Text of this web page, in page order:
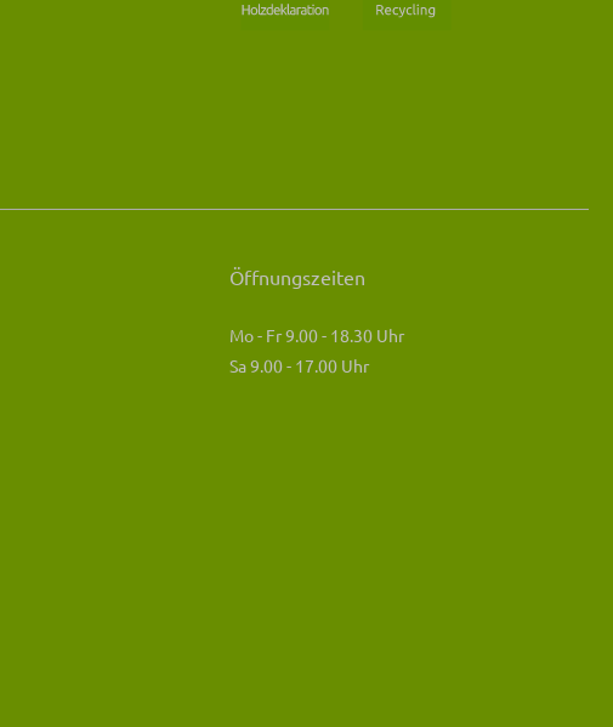
Öffnungszeiten
Mo - Fr 9.00 - 18.30 Uhr
Sa 9.00 - 17.00 Uhr